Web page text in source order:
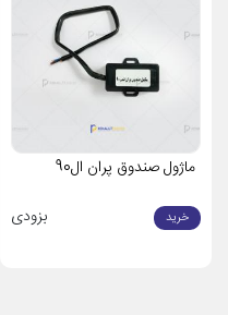
ماژول صندوق پران ال90
خرید بزودی